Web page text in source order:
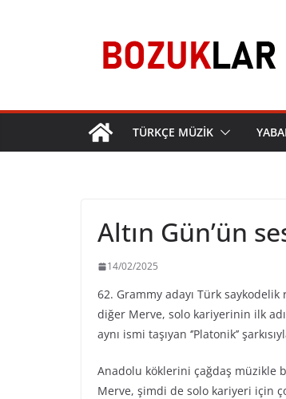
TÜRKÇE MÜZİK
Altın Gün’ün
14/02/2025
62. Grammy adayı Türk
diğer Merve, solo kariyerinin ilk
aynı ismi taşıyan ‘’Platonik’’
Anadolu köklerini çağdaş müzikle
Merve, şimdi de solo kariyeri için